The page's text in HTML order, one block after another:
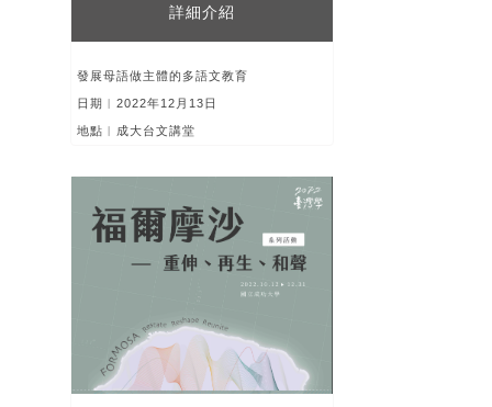
詳細介紹
發展母語做主體的多語文教育
日期︱2022年12月13日
地點︱成大台文講堂